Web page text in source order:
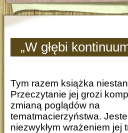
„W głębi
Tym razem książka
Przeczytanie jej grozi
zmianą poglądów na
tematmacierzyństwa.
niezwykłym wrażeniem jej